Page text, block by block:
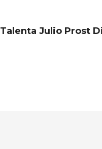
Talenta Julio Prost